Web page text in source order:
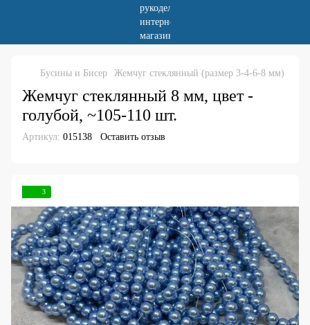
Бусины и Бисер Жемчуг стеклянный (размер 3-4-6-8 мм)
Жемчуг стеклянный 8 мм, цвет -
голубой, ~105-110 шт.
Артикул: 015138 Оставить отзыв
3